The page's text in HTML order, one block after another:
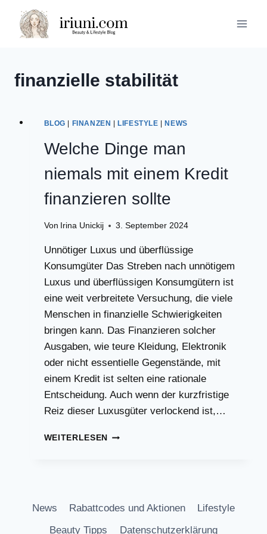
Inhalt
springen
finanzielle stabilität
BLOG FINANZEN LIFESTYLE NEWS
Welche Dinge man
niemals mit einem Kredit
finanzieren sollte
Von Irina Unickij 3. September 2024
Unnötiger Luxus und überflüssige
Konsumgüter Das Streben nach unnötigem
Luxus und überflüssigen Konsumgütern ist
eine weit verbreitete Versuchung, die viele
Menschen in finanzielle Schwierigkeiten
bringen kann. Das Finanzieren solcher
Ausgaben, wie teure Kleidung, Elektronik
oder nicht essentielle Gegenstände, mit
einem Kredit ist selten eine rationale
Entscheidung. Auch wenn der kurzfristige
Reiz dieser Luxusgüter verlockend ist,…
WEITERLESENWELCHE
KREDIT
News Rabattcodes und Aktionen
Lifestyle
Beauty Tipps
Datenschutzerklärung